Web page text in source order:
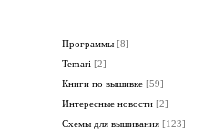
Программы [8]
Temari [2]
Книги по вышивке [59]
Интересные новости [2]
Схемы для вышивания [123]